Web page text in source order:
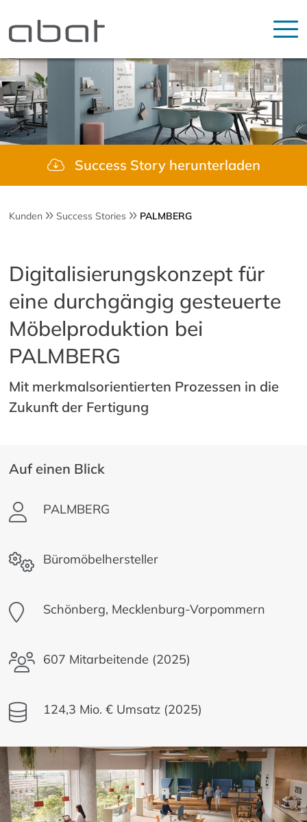
Success Story herunterladen
Kunden Success Stories PALMBERG
Digitalisierungskonzept für
eine durchgängig gesteuerte
Möbelproduktion bei
PALMBERG
Mit merkmalsorientierten Prozessen in die
Zukunft der Fertigung
Auf einen Blick
PALMBERG
Büromöbelhersteller
Schönberg, Mecklenburg-Vorpommern
607 Mitarbeitende (2025)
124,3 Mio. € Umsatz (2025)